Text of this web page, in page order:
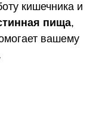
кишечника и
пища,
вашему